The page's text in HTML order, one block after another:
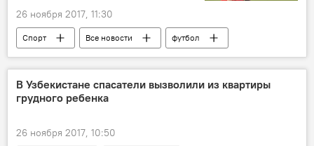
26 ноября 2017, 11:30
Спорт Все новости
футбол
приз
Таджикистан: свежие новости спорта
Таджикистан
В Узбекистане спасатели вызволили из квартиры
грудного ребенка
26 ноября 2017, 10:50